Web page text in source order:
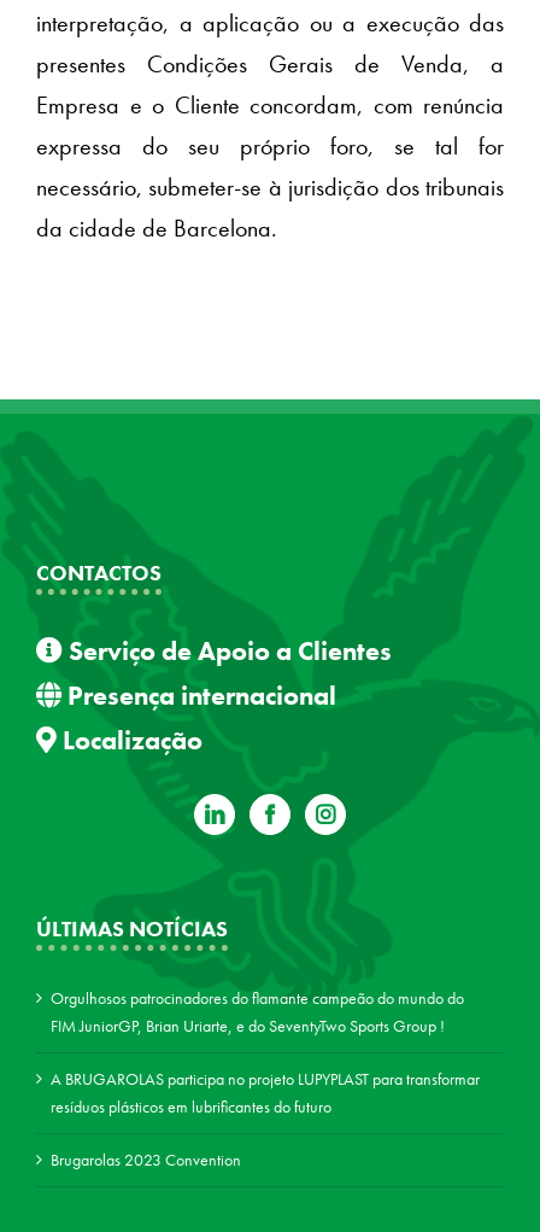
interpretação, a aplicação ou a execução das
presentes Condições Gerais de Venda, a
Empresa e o Cliente concordam, com renúncia
expressa do seu próprio foro, se tal for
necessário, submeter-se à jurisdição dos tribunais
da cidade de Barcelona.
CONTACTOS
Serviço de Apoio a Clientes
Presença internacional
Localização
ÚLTIMAS NOTÍCIAS
Orgulhosos patrocinadores do flamante campeão do mundo do
FIM JuniorGP, Brian Uriarte, e do SeventyTwo Sports Group !
A BRUGAROLAS participa no projeto LUPYPLAST para transformar
resíduos plásticos em lubrificantes do futuro
Brugarolas 2023 Convention